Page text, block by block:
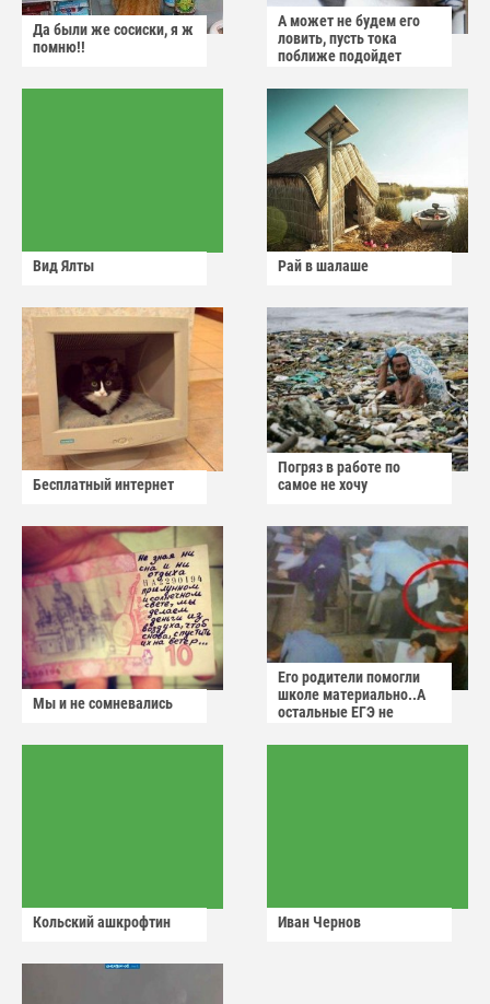
Да были же сосиски, я ж
помню!!
А может не будем его
ловить, пусть тока
поближе подойдет
Вид Ялты Рай в шалаше
Бесплатный интернет
Погряз в работе по
самое не хочу
Мы и не сомневались
Его родители помогли
школе материально..А
остальные ЕГЭ не
Кольский ашкрофтин Иван Чернов